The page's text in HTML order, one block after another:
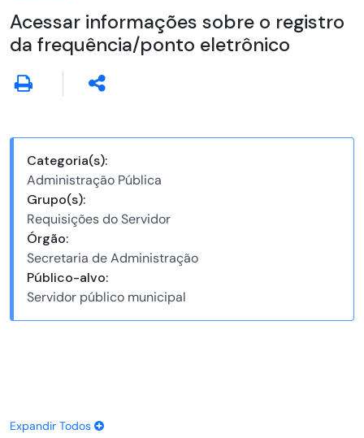
Acessar informações sobre o registro
da frequência/ponto eletrônico
Categoria(s):
Administração Pública
Grupo(s):
Requisições do Servidor
Órgão:
Secretaria de Administração
Público-alvo:
Servidor público municipal
Expandir Todos